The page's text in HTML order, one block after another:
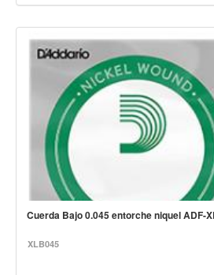
Accesorios
Violin
Viola
Cello
Contrabajo
Fundas y estuches
Cuerda Bajo 0.045 entorche
XLB045